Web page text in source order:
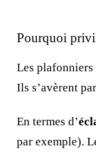
Pourquoi
Les
Ils s’avèrent
En termes d’
par exemple).